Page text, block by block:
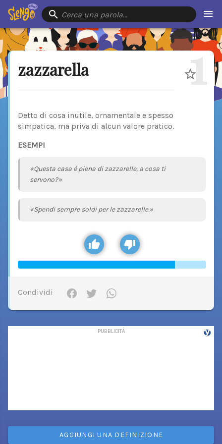
Cerca una parola…
zazzarella 1
Detto di cosa inutile, ornamentale e spesso
simpatica, ma priva di alcun valore pratico.
ESEMPI
«Questa casa è piena di zazzarelle, a cosa ti
servono?»
«Spendi sempre soldi per le zazzarelle.»
Condividi
AGGIUNGI UNA DEFINIZIONE